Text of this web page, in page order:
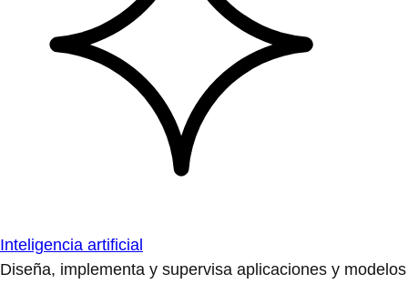
Inteligencia artificial
Diseña, implementa y supervisa aplicaciones y modelos